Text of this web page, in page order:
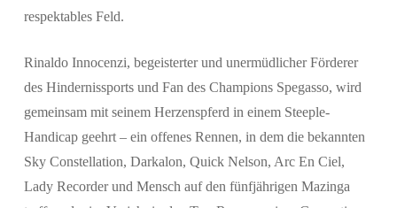
respektables Feld.
Rinaldo Innocenzi, begeisterter und unermüdlicher Förderer
des Hindernissports und Fan des Champions Spegasso, wird
gemeinsam mit seinem Herzenspferd in einem Steeple-
Handicap geehrt – ein offenes Rennen, in dem die bekannten
Sky Constellation, Darkalon, Quick Nelson, Arc En Ciel,
Lady Recorder und Mensch auf den fünfjährigen Mazinga